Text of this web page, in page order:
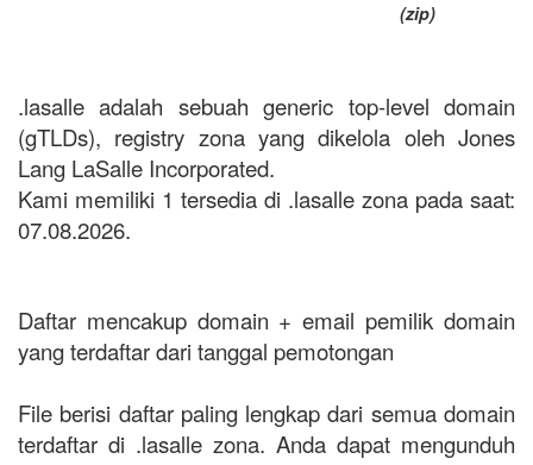
(zip)
.lasalle adalah sebuah generic top-level domain
(gTLDs), registry zona yang dikelola oleh Jones
Lang LaSalle Incorporated.
Kami memiliki 1 tersedia di .lasalle zona pada saat:
07.08.2026.
Daftar mencakup domain + email pemilik domain
yang terdaftar dari tanggal pemotongan
File berisi daftar paling lengkap dari semua domain
terdaftar di .lasalle zona. Anda dapat mengunduh